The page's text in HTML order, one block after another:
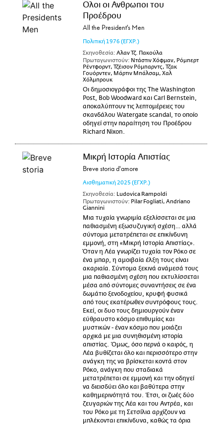
Ολοι οι Ανθρωποι του
Προέδρου
All the President's Men
Πολιτική1976 (ΕΓΧΡ.)
Σκηνοθεσία: Αλαν Τζ. Πακούλα
Πρωταγωνιστούν: Ντάστιν Χόφμαν, Ρόμπερτ
Ρέντφορντ, Τζέισον Ρόμπαρντς, Τζακ
Γουόρντεν, Μάρτιν Μπάλσαμ, Χαλ
Χόλμπρουκ
Οι δημοσιογράφοι της The Washington
Post, Bob Woodward και Carl Bernstein,
αποκαλύπτουν τις λεπτομέρειες του
σκανδάλου Watergate scandal, το οποίο
οδηγεί στην παραίτηση του Προέδρου
Richard Nixon.
Μικρή Ιστορία Απιστίας
Breve storia d'amore
Αισθηματική 2025 (ΕΓΧΡ.)
Σκηνοθεσία: Ludovica Rampoldi
Πρωταγωνιστούν: Pilar Fogliati, Andriano
Giannini
Μια τυχαία γνωριμία εξελίσσεται σε μια
παθιασμένη εξωσυζυγική σχέση… αλλά
σύντομα μετατρέπεται σε επικίνδυνη
εμμονή, στη «Μικρή Ιστορία Απιστίας».
Όταν η Λέα γνωρίζει τυχαία τον Ρόκο σε
ένα μπαρ, η αμοιβαία έλξη τους είναι
ακαριαία. Σύντομα ξεκινά ανάμεσά τους
μια παθιασμένη σχέση που εκτυλίσσεται
μέσα από σύντομες συναντήσεις σε ένα
δωμάτιο ξενοδοχείου, κρυφή φυσικά
από τους εκατέρωθεν συντρόφους τους.
Εκεί, οι δυο τους δημιουργούν έναν
εύθραυστο κόσμο επιθυμίας και
μυστικών - έναν κόσμο που μοιάζει
αρχικά με μια συνηθισμένη ιστορία
απιστίας. Όμως, όσο περνά ο καιρός, η
Λέα βυθίζεται όλο και περισσότερο στην
ανάγκη της να βρίσκεται κοντά στον
Ρόκο, ανάγκη που σταδιακά
μετατρέπεται σε εμμονή και την οδηγεί
να διεισδύει όλο και βαθύτερα στην
καθημερινότητά του. Έτσι, οι ζωές δύο
ζευγαριών της Λέα και του Αντρέα, και
του Ρόκο με τη Σετσίλια αρχίζουν να
μπλέκονται επικίνδυνα, καθώς τα όρια